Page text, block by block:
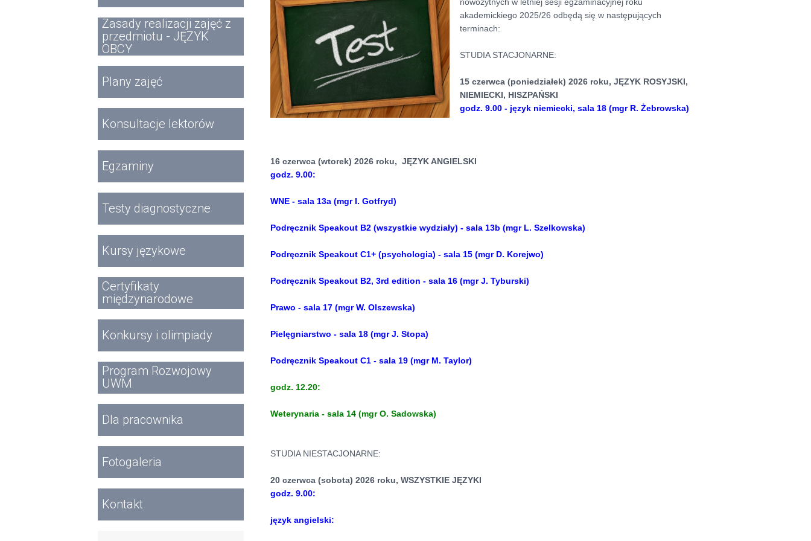
Zasady realizacji zajęć z
przedmiotu - JĘZYK
OBCY
Plany zajęć
Konsultacje lektorów
Egzaminy
Testy diagnostyczne
Kursy językowe
Certyfikaty
międzynarodowe
Konkursy i olimpiady
Program Rozwojowy
UWM
Dla pracownika
Fotogaleria
Kontakt
nowożytnych w letniej sesji egzaminacyjnej roku
akademickiego 2025/26 odbędą się w następujących
terminach:
STUDIA STACJONARNE:
15 czerwca (poniedziałek) 2026 roku, JĘZYK ROSYJSKI,
NIEMIECKI, HISZPAŃSKI
godz. 9.00 - język niemiecki, sala 18 (mgr R. Żebrowska)
16 czerwca (wtorek) 2026 roku, JĘZYK ANGIELSKI
godz. 9.00:
WNE - sala 13a (mgr I. Gotfryd)
Podręcznik Speakout B2 (wszystkie wydziały) - sala 13b (mgr L. Szelkowska)
Podręcznik Speakout C1+ (psychologia) - sala 15 (mgr D. Korejwo)
Podręcznik Speakout B2, 3rd edition - sala 16 (mgr J. Tyburski)
Prawo - sala 17 (mgr W. Olszewska)
Pielęgniarstwo - sala 18 (mgr J. Stopa)
Podręcznik Speakout C1 - sala 19 (mgr M. Taylor)
godz. 12.20:
Weterynaria - sala 14 (mgr O. Sadowska)
STUDIA NIESTACJONARNE:
20 czerwca (sobota) 2026 roku, WSZYSTKIE JĘZYKI
godz. 9.00:
język angielski: